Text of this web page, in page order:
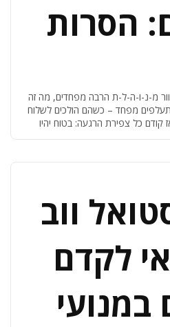
הסרות
מ-נ-ו-ה-ל-ת הרבה מפחדים, מה זה
מפחד – כשהם הולכים לשלוח
קודם כל צפירת הרגעה: בטוח יהיו
ווב
לקדם
במנועי